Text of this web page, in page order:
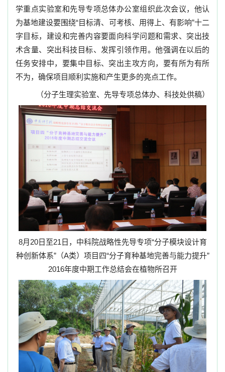
学重点实验室和先导专项总体办公室组织此次会议，他认
为基地建设要围绕“目标清、可考核、用得上、有影响”十二
字目标，建设和完善内容要面向科学问题和需求、突出技
术含量、突出科技目标、发挥引领作用。他强调在以后的
任务安排中，要集中目标、突出主攻方向，要有所为有所
不为，确保项目顺利实施和产生更多的亮点工作。
（分子生理实验室、先导专项总体办、科技处供稿）
8月 20日至21 日，中科院战略性先导专项“分子模块设计育
种创新体系”（A类）项目四“分子育种基地完善与能力提升”
2016年度中期工作总结会在植物所召开